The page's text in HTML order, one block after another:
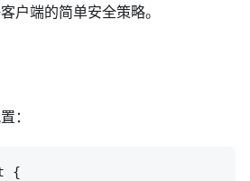
户端的简单安全策略。
：
{